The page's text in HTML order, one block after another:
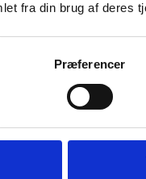
fra din brug af deres
Præferencer
belyser 11
strategisk
analyserer
til, hvorledes
vejledning har
er der omtalt en
af